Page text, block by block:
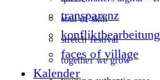
soul of skin
stretch festival
together we grow
transparenz
konfliktbearbeitung
faces of village
Kalender